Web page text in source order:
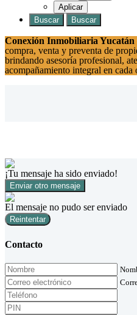
Aplicar
Buscar
Buscar
Conexión Inmobiliaria Yucatán
compra, venta y preventa de
brindando asesoría profesional,
acompañamiento integral en cada
¡Tu mensaje ha sido enviado!
Enviar otro mensaje
El mensaje no pudo ser enviado
Reintentar
Contacto